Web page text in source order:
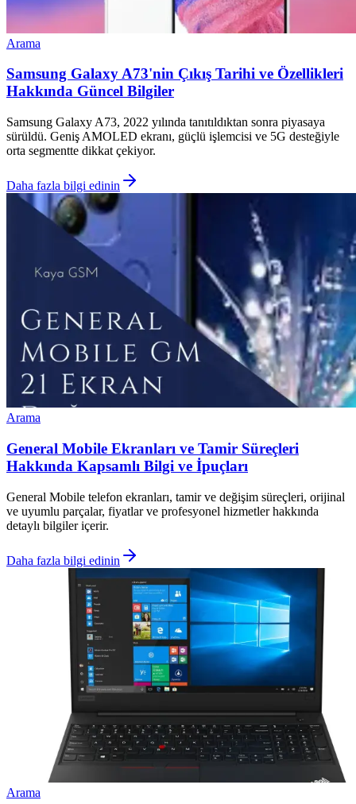
Arama
Samsung Galaxy A73'nin Çıkış Tarihi ve Özellikleri
Hakkında Güncel Bilgiler
Samsung Galaxy A73, 2022 yılında tanıtıldıktan sonra piyasaya
sürüldü. Geniş AMOLED ekranı, güçlü işlemcisi ve 5G desteğiyle
orta segmentte dikkat çekiyor.
Daha fazla bilgi edinin
Arama
General Mobile Ekranları ve Tamir Süreçleri
Hakkında Kapsamlı Bilgi ve İpuçları
General Mobile telefon ekranları, tamir ve değişim süreçleri, orijinal
ve uyumlu parçalar, fiyatlar ve profesyonel hizmetler hakkında
detaylı bilgiler içerir.
Daha fazla bilgi edinin
Arama